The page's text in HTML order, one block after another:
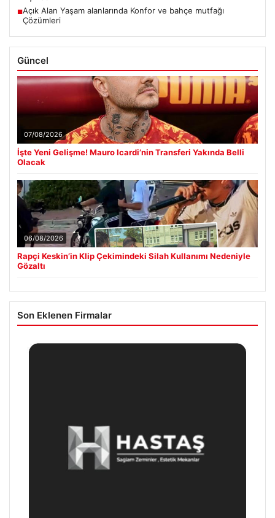
■Açık Alan Yaşam alanlarında Konfor ve bahçe mutfağı
Çözümleri
Güncel
07/08/2026
İşte Yeni Gelişme! Mauro Icardi’nin Transferi Yakında Belli
Olacak
06/08/2026
Rapçi Keskin’in Klip Çekimindeki Silah Kullanımı Nedeniyle
Gözaltı
Son Eklenen Firmalar